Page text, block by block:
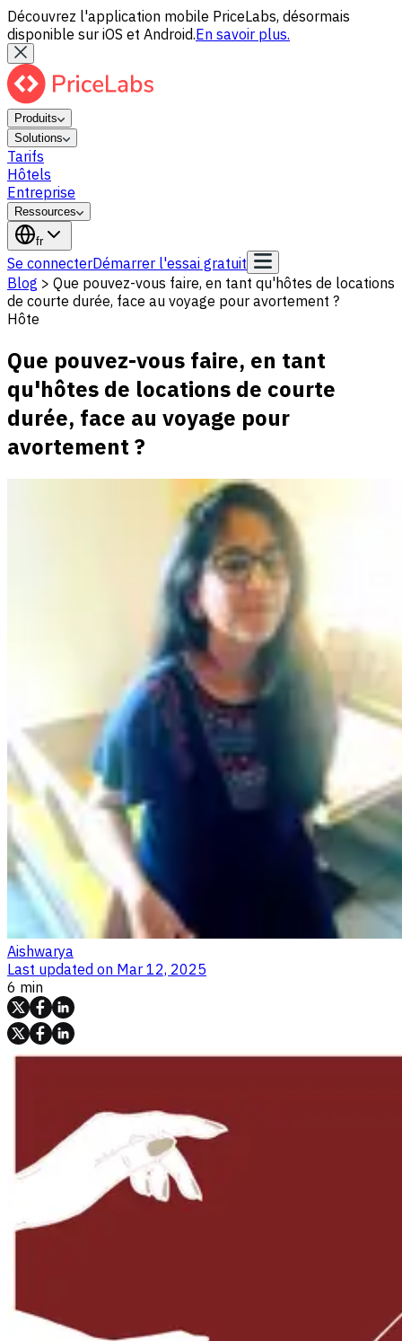
Découvrez l'application mobile PriceLabs, désormais
disponible sur iOS et Android.En savoir plus.
Produits
Solutions
Tarifs
Hôtels
Entreprise
Ressources
fr
Se connecterDémarrer l'essai gratuit
Blog > Que pouvez-vous faire, en tant qu'hôtes de locations
de courte durée, face au voyage pour avortement ?
Hôte
Que pouvez-vous faire, en tant
qu'hôtes de locations de courte
durée, face au voyage pour
avortement ?
Aishwarya
Last updated on Mar 12, 2025
6 min